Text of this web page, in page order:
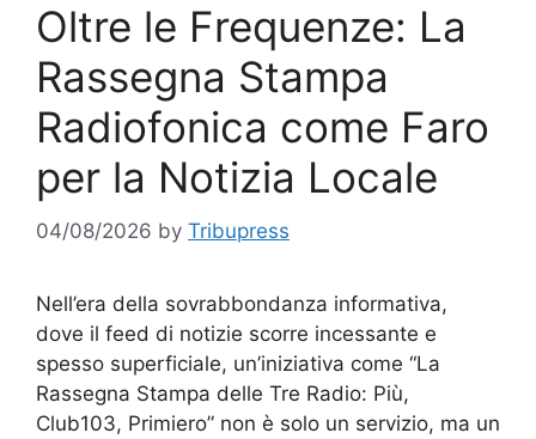
Oltre le Frequenze: La
Rassegna Stampa
Radiofonica come Faro
per la Notizia Locale
04/08/2026 by Tribupress
Nell’era della sovrabbondanza informativa,
dove il feed di notizie scorre incessante e
spesso superficiale, un’iniziativa come “La
Rassegna Stampa delle Tre Radio: Più,
Club103, Primiero” non è solo un servizio, ma un